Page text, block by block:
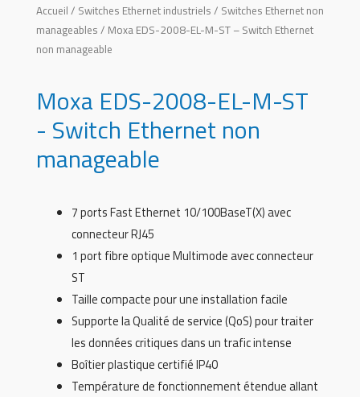
Accueil / Switches Ethernet industriels / Switches Ethernet non
manageables / Moxa EDS-2008-EL-M-ST – Switch Ethernet
non manageable
Moxa EDS-2008-EL-M-ST
- Switch Ethernet non
manageable
7 ports Fast Ethernet 10/100BaseT(X) avec
connecteur RJ45
1 port fibre optique Multimode avec connecteur
ST
Taille compacte pour une installation facile
Supporte la Qualité de service (QoS) pour traiter
les données critiques dans un trafic intense
Boîtier plastique certifié IP40
Température de fonctionnement étendue allant